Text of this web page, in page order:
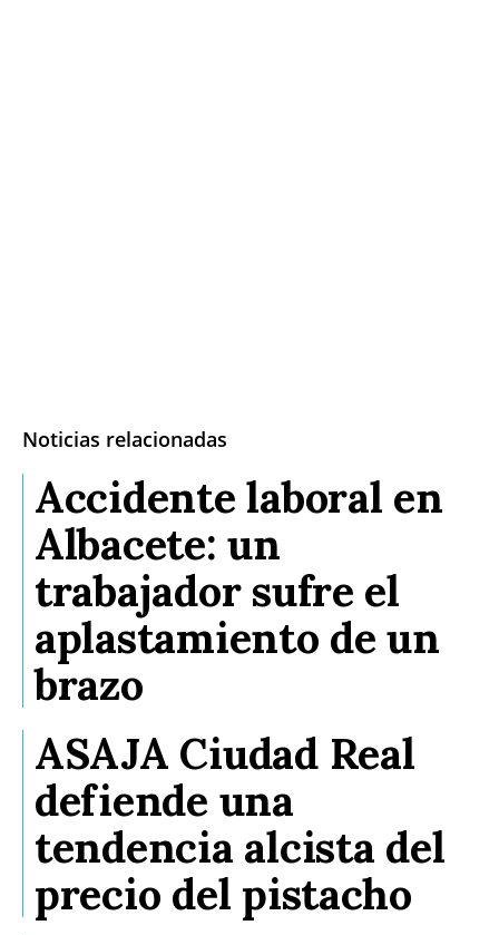
Noticias relacionadas
Accidente laboral en
Albacete: un
trabajador sufre el
aplastamiento de un
brazo
ASAJA Ciudad Real
defiende una
tendencia alcista del
precio del pistacho